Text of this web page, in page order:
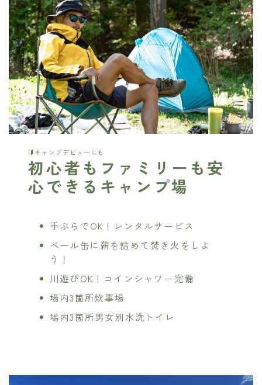
キャンプデビューにも
初心者もファミリーも安
心できるキャンプ場
手ぶらでOK！レンタルサービス
ペール缶に薪を詰めて焚き火をしよ
う！
川遊びOK！コインシャワー完備
場内3箇所炊事場
場内3箇所男女別水洗トイレ